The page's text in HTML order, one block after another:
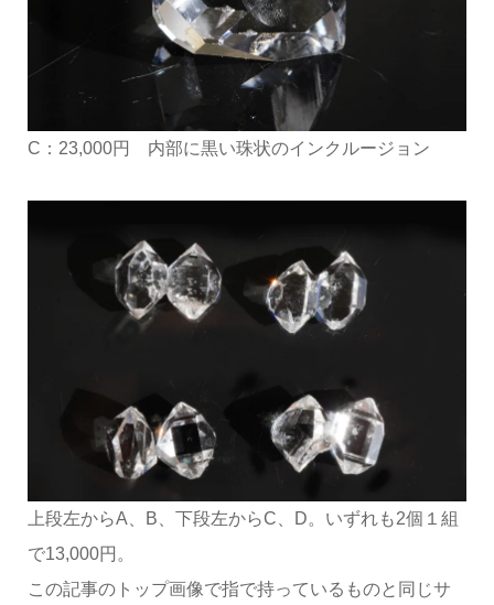
C：23,000円 内部に黒い珠状のインクルージョン
上段左からA、B、下段左からC、D。いずれも2個１組
で13,000円。
この記事のトップ画像で指で持っているものと同じサ